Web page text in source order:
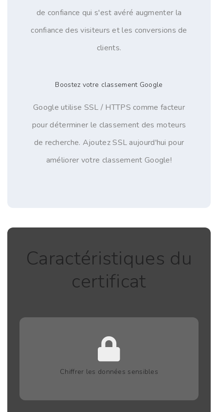
de confiance qui s'est avéré augmenter la
confiance des visiteurs et les conversions de
clients.
Boostez votre classement Google
Google utilise SSL / HTTPS comme facteur
pour déterminer le classement des moteurs
de recherche. Ajoutez SSL aujourd'hui pour
améliorer votre classement Google!
Caractéristiques du
certificat
Chiffrer les données sensibles